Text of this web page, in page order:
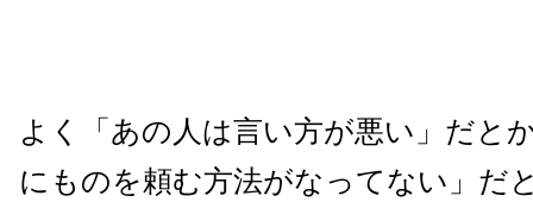
よく「あの人は言い方が悪い」だと
にものを頼む方法がなってない」だ